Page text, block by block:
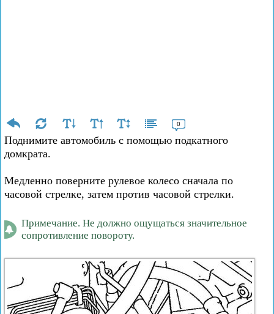
0
Поднимите автомобиль с помощью подкатного
домкрата.
Медленно поверните рулевое колесо сначала по
часовой стрелке, затем против часовой стрелки.
Примечание. Не должно ощущаться значительное
сопротивление повороту.